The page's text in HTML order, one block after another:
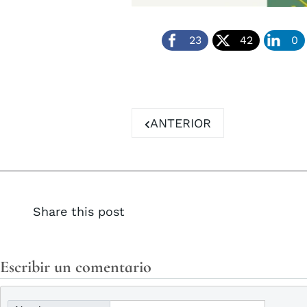
23 42 0
ARTÍCULO ANTERIOR:
ANTERIOR
Share this post
Escribir un comentario